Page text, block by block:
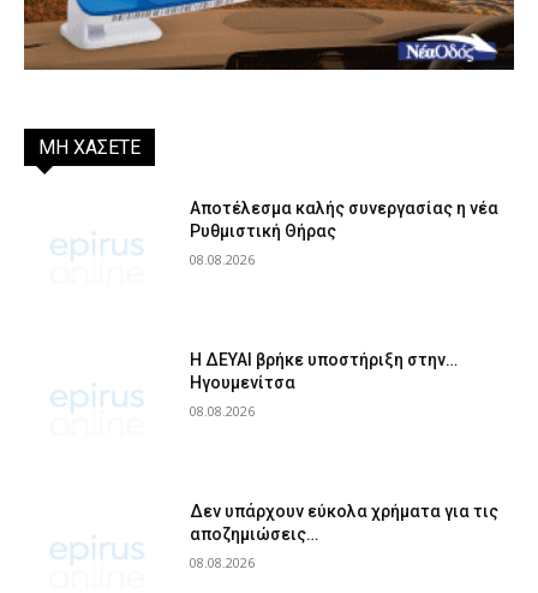
ΜΗ ΧΑΣΕΤΕ
Αποτέλεσμα καλής συνεργασίας η νέα
Ρυθμιστική Θήρας
08.08.2026
Η ΔΕΥΑΙ βρήκε υποστήριξη στην…
Ηγουμενίτσα
08.08.2026
Δεν υπάρχουν εύκολα χρήματα για τις
αποζημιώσεις…
08.08.2026